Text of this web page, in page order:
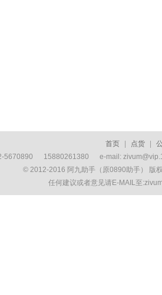
首页 点货
5670890 15880261380 e-mail:
© 2012-2016 阿九助手（原0890助手） 版
任何建议或者意见请E-MAIL至